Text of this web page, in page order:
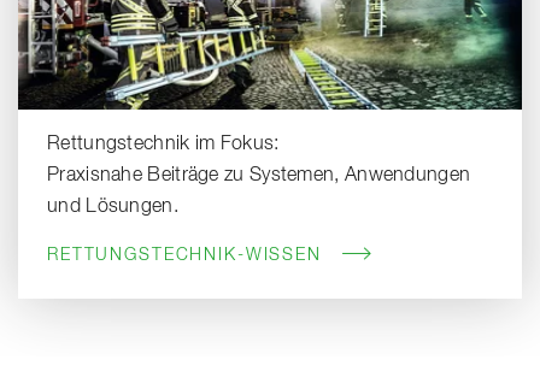
Rettungstechnik im Fokus:
Praxisnahe Beiträge zu Systemen, Anwendungen
und Lösungen.
RETTUNGSTECHNIK-WISSEN